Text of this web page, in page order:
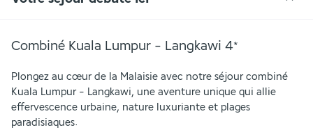
Combiné Kuala Lumpur - Langkawi 4*
Plongez au cœur de la Malaisie avec notre séjour combiné
Kuala Lumpur - Langkawi, une aventure unique qui allie
effervescence urbaine, nature luxuriante et plages
paradisiaques.